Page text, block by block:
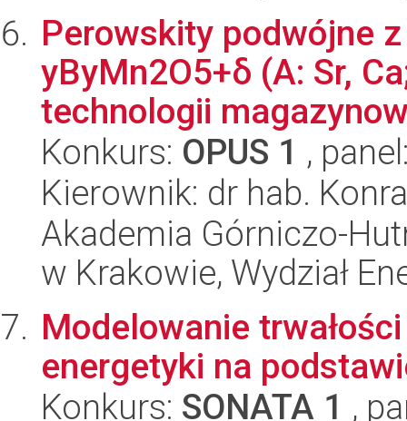
Perowskity podwójne
yByMn2O5+δ (A: Sr,
technologii
Konkurs: OPUS 1 ,
Kierownik: dr hab.
Akademia Górniczo-
w Krakowie, Wydział
Modelowanie
energetyki na
Konkurs: SONATA 1 ,